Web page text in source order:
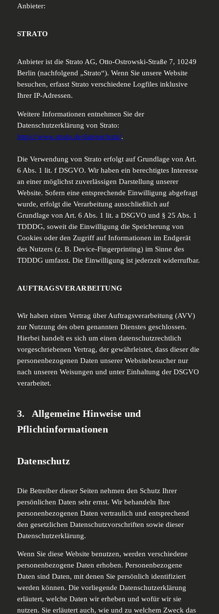
Anbieter:
STRATO
Anbieter ist die Strato AG, Otto-Ostrowski-Straße 7, 10249
Berlin (nachfolgend „Strato“). Wenn Sie unsere Website
besuchen, erfasst Strato verschiedene Logfiles inklusive
Ihrer IP-Adressen.
Weitere Informationen entnehmen Sie der
Datenschutzerklärung von Strato:
https://www.strato.de/datenschutz/.
Die Verwendung von Strato erfolgt auf Grundlage von Art.
6 Abs. 1 lit. f DSGVO. Wir haben ein berechtigtes Interesse
an einer möglichst zuverlässigen Darstellung unserer
Website. Sofern eine entsprechende Einwilligung abgefragt
wurde, erfolgt die Verarbeitung ausschließlich auf
Grundlage von Art. 6 Abs. 1 lit. a DSGVO und § 25 Abs. 1
TDDDG, soweit die Einwilligung die Speicherung von
Cookies oder den Zugriff auf Informationen im Endgerät
des Nutzers (z. B. Device-Fingerprinting) im Sinne des
TDDDG umfasst. Die Einwilligung ist jederzeit widerrufbar.
AUFTRAGSVERARBEITUNG
Wir haben einen Vertrag über Auftragsverarbeitung (AVV)
zur Nutzung des oben genannten Dienstes geschlossen.
Hierbei handelt es sich um einen datenschutzrechtlich
vorgeschriebenen Vertrag, der gewährleistet, dass dieser die
personenbezogenen Daten unserer Websitebesucher nur
nach unseren Weisungen und unter Einhaltung der DSGVO
verarbeitet.
3. Allgemeine Hinweise und
Pflichtinformationen
Datenschutz
Die Betreiber dieser Seiten nehmen den Schutz Ihrer
persönlichen Daten sehr ernst. Wir behandeln Ihre
personenbezogenen Daten vertraulich und entsprechend
den gesetzlichen Datenschutzvorschriften sowie dieser
Datenschutzerklärung.
Wenn Sie diese Website benutzen, werden verschiedene
personenbezogene Daten erhoben. Personenbezogene
Daten sind Daten, mit denen Sie persönlich identifiziert
werden können. Die vorliegende Datenschutzerklärung
erläutert, welche Daten wir erheben und wofür wir sie
nutzen. Sie erläutert auch, wie und zu welchem Zweck das